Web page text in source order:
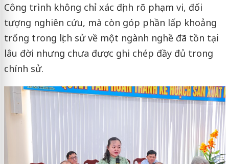
Công trình không chỉ xác định rõ phạm vi, đối
tượng nghiên cứu, mà còn góp phần lấp khoảng
trống trong lịch sử về một ngành nghề đã tồn tại
lâu đời nhưng chưa được ghi chép đầy đủ trong
chính sử.